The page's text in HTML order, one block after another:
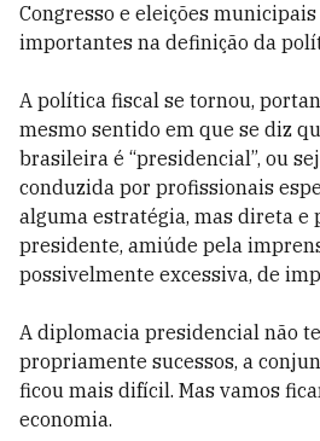
Congresso e eleições
importantes na definição da
A política fiscal se tornou,
mesmo sentido em que se diz
brasileira é “presidencial”, ou
conduzida por profissionais
alguma estratégia, mas direta e
presidente, amiúde pela
possivelmente excessiva, de
A diplomacia presidencial não
propriamente sucessos, a
ficou mais difícil. Mas vamos
economia.